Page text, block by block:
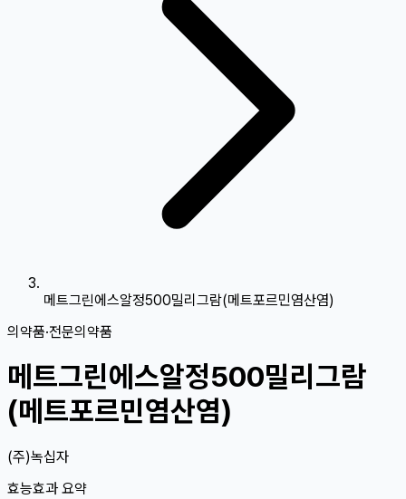
메트그린에스알정500밀리그람(메트포르민염산염)
의약품·전문의약품
메트그린에스알정500밀리그람
(메트포르민염산염)
(주)녹십자
효능효과 요약